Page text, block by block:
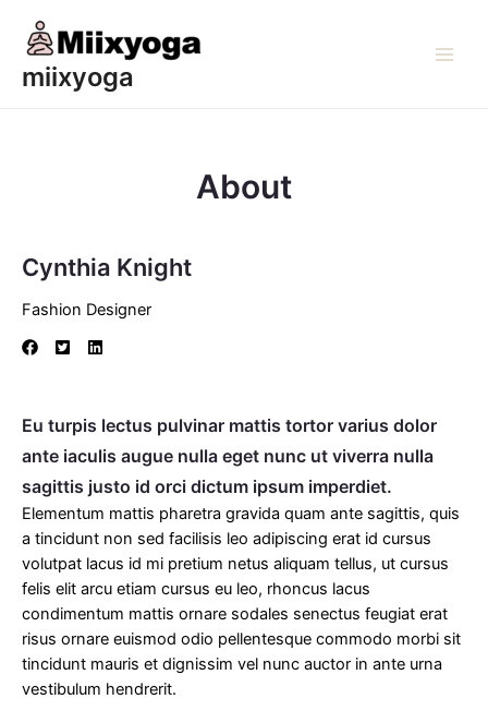
content
miixyoga
About
Cynthia Knight
Fashion Designer
Eu turpis lectus pulvinar mattis tortor varius dolor
ante iaculis augue nulla eget nunc ut viverra nulla
sagittis justo id orci dictum ipsum imperdiet.
Elementum mattis pharetra gravida quam ante sagittis, quis
a tincidunt non sed facilisis leo adipiscing erat id cursus
volutpat lacus id mi pretium netus aliquam tellus, ut cursus
felis elit arcu etiam cursus eu leo, rhoncus lacus
condimentum mattis ornare sodales senectus feugiat erat
risus ornare euismod odio pellentesque commodo morbi sit
tincidunt mauris et dignissim vel nunc auctor in ante urna
vestibulum hendrerit.